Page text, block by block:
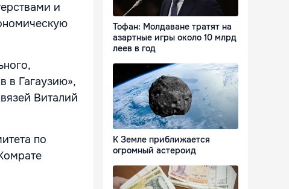
и
в Гагаузию»,
Виталий
по
Тофан: Молдаване тратят на
азартные игры около 10 млрд
леев в год
К Земле приближается
огромный астероид